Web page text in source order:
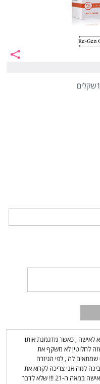
לאישה , כאשר מדגמנת אותו
ובמשקל של 60 קילו , כשזה לחלוטין לא משקף את
שמתאים לה , לפי הגיזרה
למה אני צריכה לקרוא את
כתבת הבולשיט הזאת שלגמרי מחפיצה גוף של אישה במאה ה-21 !!! שלא לדבר